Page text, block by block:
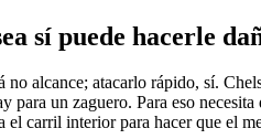
sí puede hacerle
no alcance; atacarlo rápido, sí.
para un zaguero. Para eso
el carril interior para hacer que el